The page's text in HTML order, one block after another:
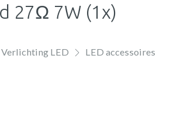
27Ω 7W (1x)
Verlichting LED LED accessoires